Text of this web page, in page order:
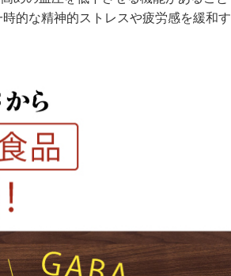
的な精神的ストレスや疲労感を緩和す